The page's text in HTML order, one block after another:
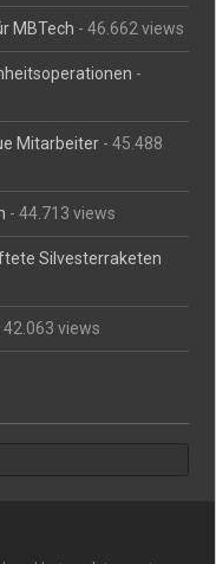
MBTech - 46.662 views
-
Mitarbeiter - 45.488
- 44.713 views
Silvesterraketen
42.063 views